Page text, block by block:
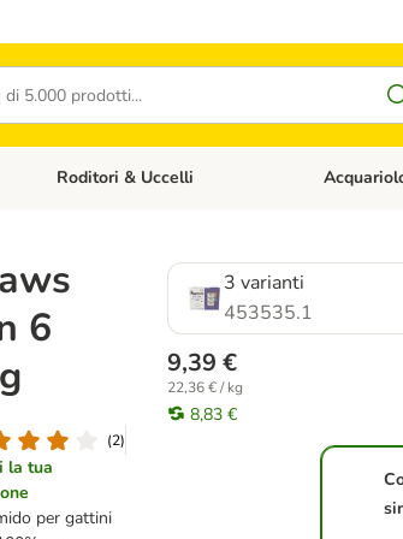
CaniApri Menù Categoria: Diete
Roditori & Uccelli Apri Menù
6
(2)
la tua
per gattini
3 varianti
453535.1
9,39 €
22,36 € / kg
8,83 €